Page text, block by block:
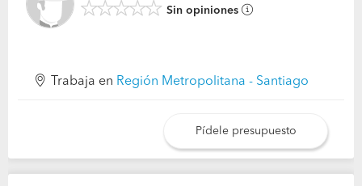
Sin opiniones
Trabaja en Región Metropolitana - Santiago
Pídele presupuesto